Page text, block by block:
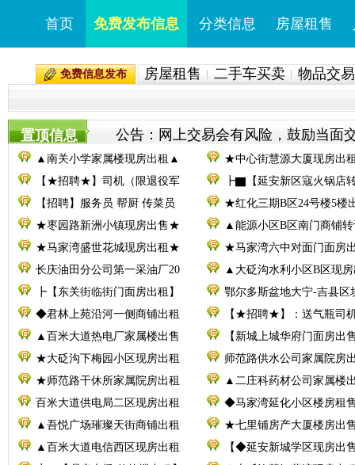
首页 免费发布信息 分类信息 房屋租售
免费信息发布 房屋租售 二手车买卖 物品交易
置顶信息 公告：网上交易会有风险，鼓励当面
▲南关小学家属楼现房出租▲
★中心街慧源大厦现房出
【★招聘★】司机（限退役军
┣▇【延安新区寇火锅店
【招聘】服务员 帮厨 传菜员
★红化三期B区24号楼5楼
★枣园路新洲小镇现房出售★
▲能源小区B区南门商铺
★马家湾盛世花城现房出租★
★马家湾六中对面门面房
长庆油田分公司第一采油厂20
▲大砭沟水利小区B区现
┣【东关街临街门面房出租】
鄂尔多斯盆地大宁-吉县区
◆君林上苑沿河一侧商铺出租
【★招聘★】：送气瓶司
▲百米大道热电厂家属楼出售
【新城上城华府门面房出
★大砭沟下梅园小区现房出租
师范路供水公司家属院房
★师范路干休所家属院房出租
▲二庄科药材公司家属楼
百米大道供电局二区现房出租
◆马家湾延化小区楼房租
▲吾悦广场璀璨天街商铺出租
★七里铺房产大厦楼房出
▲百米大道电信西区现房出租
【◆延安新城学区现房出